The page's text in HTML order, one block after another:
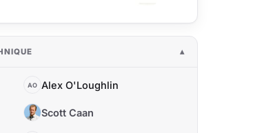
AO Alex O'Loughlin
SC Scott Caan